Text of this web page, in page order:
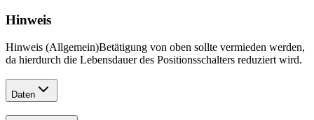
Hinweis
Hinweis (Allgemein)Betätigung von oben sollte vermieden werden,
da hierdurch die Lebensdauer des Positionsschalters reduziert wird.
Daten